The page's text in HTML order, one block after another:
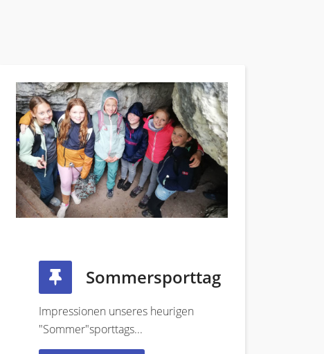
Sommersporttag
Impressionen unseres heurigen
"Sommer"sporttags...